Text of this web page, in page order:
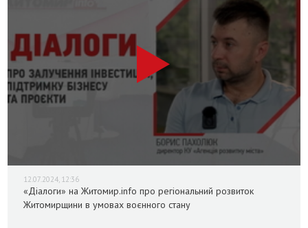
12.07.2024, 12:36
«Діалоги» на Житомир.info про регіональний розвиток
Житомирщини в умовах воєнного стану